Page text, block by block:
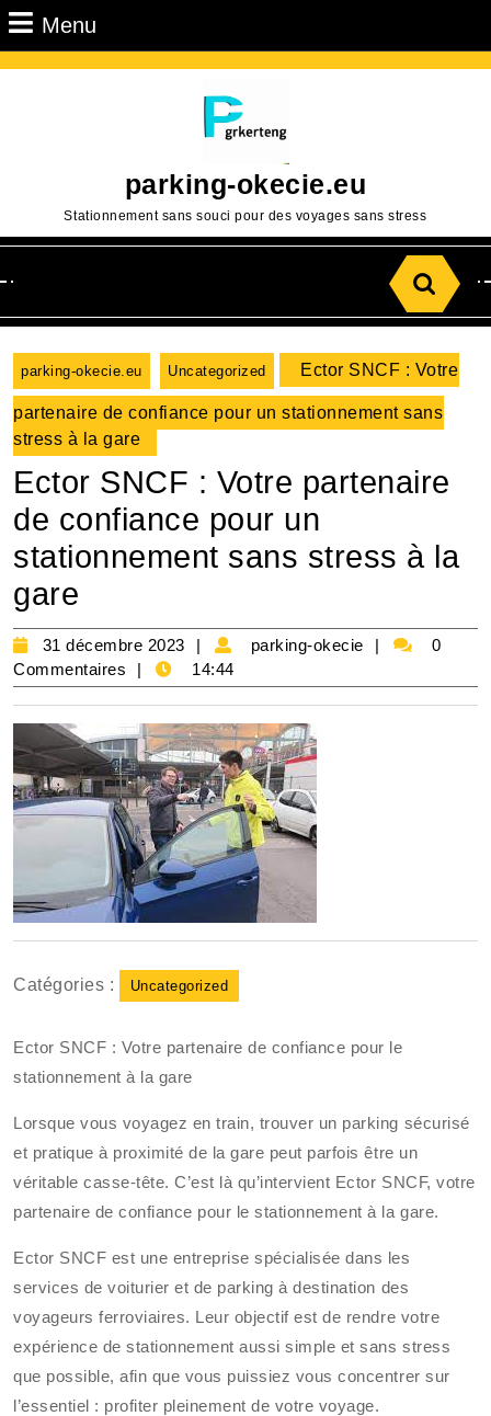
Passer
au
Menu
parking-okecie.eu
Stationnement sans souci pour des voyages sans stress
for:
parking-okecie.eu Uncategorized Ector SNCF : Votre
partenaire de confiance pour un stationnement sans
stress à la gare
Ector SNCF : Votre partenaire
de confiance pour un
stationnement sans stress à la
gare
31 décembre 2023
31
décembre
2023
parking-okecie
parking-
0
Commentaires
14:44
Catégories : Uncategorized
Ector SNCF : Votre partenaire de confiance pour le
stationnement à la gare
Lorsque vous voyagez en train, trouver un parking sécurisé
et pratique à proximité de la gare peut parfois être un
véritable casse-tête. C’est là qu’intervient Ector SNCF, votre
partenaire de confiance pour le stationnement à la gare.
Ector SNCF est une entreprise spécialisée dans les
services de voiturier et de parking à destination des
voyageurs ferroviaires. Leur objectif est de rendre votre
expérience de stationnement aussi simple et sans stress
que possible, afin que vous puissiez vous concentrer sur
l’essentiel : profiter pleinement de votre voyage.